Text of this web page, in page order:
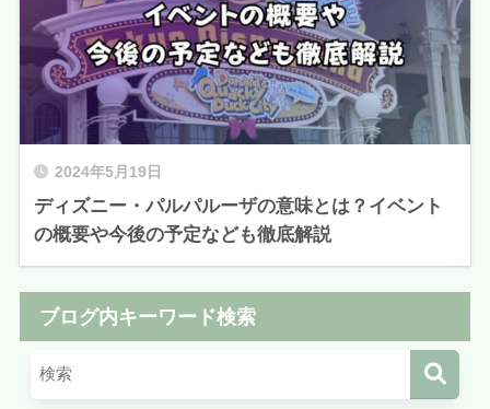
2024年5月19日
ディズニー・パルパルーザの意味とは？イベント
の概要や今後の予定なども徹底解説
ブログ内キーワード検索